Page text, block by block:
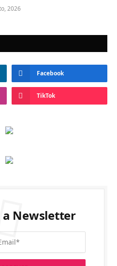
2026
Facebook
TikTok
a Newsletter